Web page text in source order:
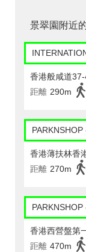
景翠園附近
香港般咸道
距離 290m
香港薄扶林香
距離 270m
PARKNSHOP
香港西營盤第
距離 470m